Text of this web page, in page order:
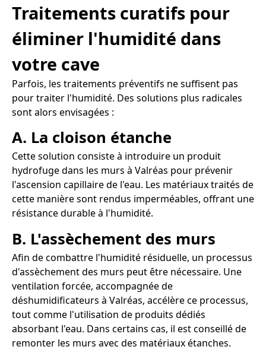
Traitements curatifs pour
éliminer l'humidité dans
votre cave
Parfois, les traitements préventifs ne suffisent pas
pour traiter l'humidité. Des solutions plus radicales
sont alors envisagées :
A. La cloison étanche
Cette solution consiste à introduire un produit
hydrofuge dans les murs à Valréas pour prévenir
l'ascension capillaire de l'eau. Les matériaux traités de
cette manière sont rendus imperméables, offrant une
résistance durable à l'humidité.
B. L'assèchement des murs
Afin de combattre l'humidité résiduelle, un processus
d'assèchement des murs peut être nécessaire. Une
ventilation forcée, accompagnée de
déshumidificateurs à Valréas, accélère ce processus,
tout comme l'utilisation de produits dédiés
absorbant l'eau. Dans certains cas, il est conseillé de
remonter les murs avec des matériaux étanches.